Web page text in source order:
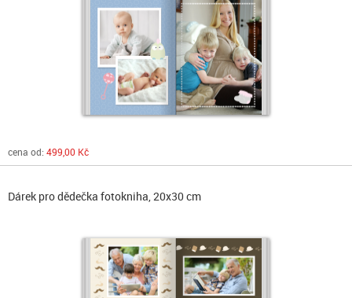
cena od: 499,00 Kč
Dárek pro dědečka fotokniha, 20x30 cm